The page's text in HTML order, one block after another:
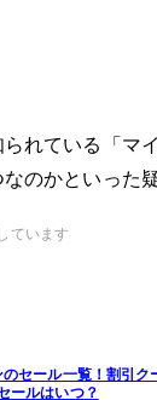
れている「マ
のかといった
ています
セール一覧！割引ク
ールはいつ？